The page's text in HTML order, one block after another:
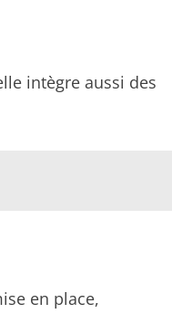
intègre aussi des
en place,